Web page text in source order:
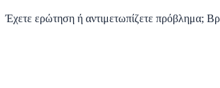
Έχετε ερώτηση ή αντιμετωπίζετε πρόβλημα;